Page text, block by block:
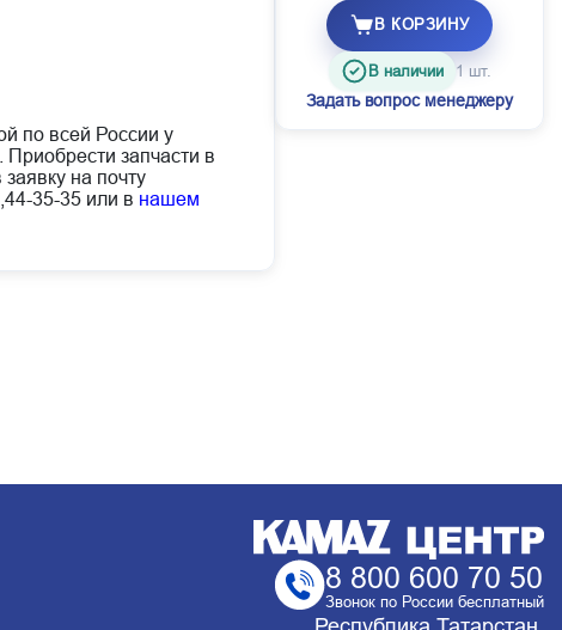
по всей России у
запчасти в
на почту
35-35 или в нашем
В КОРЗИНУ
В наличии 1 шт.
Задать вопрос менеджеру
8 800 600 70 50
Звонок по России бесплатный